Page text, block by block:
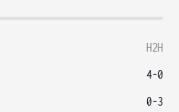
H2H
4-0
0-3